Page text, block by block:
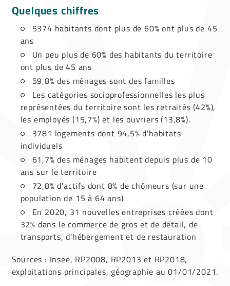
Quelques chiffres
5374 habitants dont plus de 60% ont plus de 45
ans
Un peu plus de 60% des habitants du territoire
ont plus de 45 ans
59,8% des ménages sont des familles
Les catégories socioprofessionnelles les plus
représentées du territoire sont les retraités (42%),
les employés (15,7%) et les ouvriers (13,8%).
3781 logements dont 94,5% d'habitats
individuels
61,7% des ménages habitent depuis plus de 10
ans sur le territoire
72,8% d'actifs dont 8% de chômeurs (sur une
population de 15 à 64 ans)
En 2020, 31 nouvelles entreprises créées dont
32% dans le commerce de gros et de détail, de
transports, d'hébergement et de restauration
Sources : Insee, RP2008, RP2013 et RP2018,
exploitations principales, géographie au 01/01/2021.